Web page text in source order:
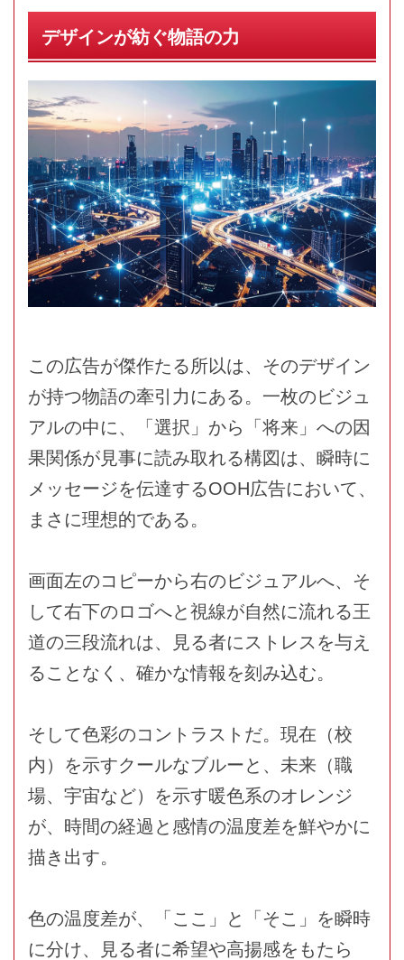
デザインが紡ぐ物語の力
この広告が傑作たる所以は、そのデザイン
が持つ物語の牽引力にある。一枚のビジュ
アルの中に、「選択」から「将来」への因
果関係が見事に読み取れる構図は、瞬時に
メッセージを伝達するOOH広告において、
まさに理想的である。
画面左のコピーから右のビジュアルへ、そ
して右下のロゴへと視線が自然に流れる王
道の三段流れは、見る者にストレスを与え
ることなく、確かな情報を刻み込む。
そして色彩のコントラストだ。現在（校
内）を示すクールなブルーと、未来（職
場、宇宙など）を示す暖色系のオレンジ
が、時間の経過と感情の温度差を鮮やかに
描き出す。
色の温度差が、「ここ」と「そこ」を瞬時
に分け、見る者に希望や高揚感をもたら